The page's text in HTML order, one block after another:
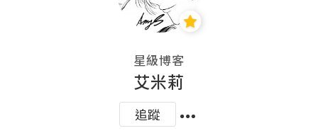
星級博客
艾米莉
追蹤